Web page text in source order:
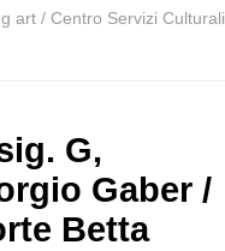
art /Centro Servizi Culturali
G,
Gaber /
Betta